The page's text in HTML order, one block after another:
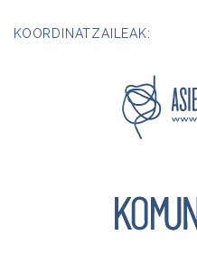
KOORDINATZAILEAK: